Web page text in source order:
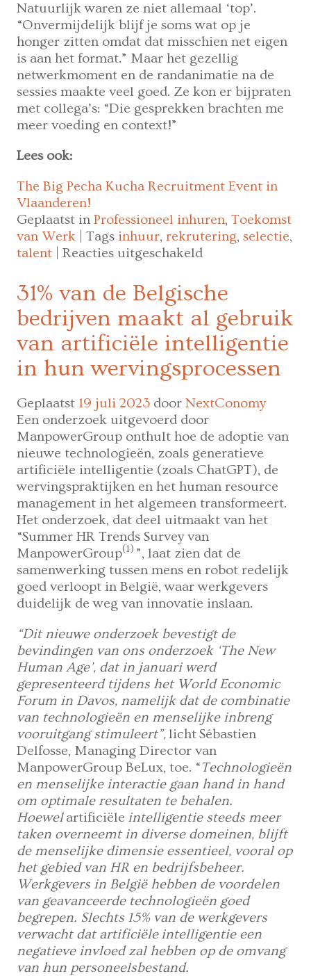
Natuurlijk waren ze niet allemaal ‘top’.
“Onvermijdelijk blijf je soms wat op je
honger zitten omdat dat misschien net eigen
is aan het format.” Maar het gezellig
netwerkmoment en de randanimatie na de
sessies maakte veel goed. Ze kon er bijpraten
met collega’s: “Die gesprekken brachten me
meer voeding en context!”
Lees ook:
The Big Pecha Kucha Recruitment Event in
Vlaanderen!
Geplaatst in Professioneel inhuren,Toekomst
van Werk
Tags inhuur,rekrutering,selectie,
talent
Reacties uitgeschakeld
‘Recruiters
United’
wil
ook
Vlaamse
rekrutering
31% van de Belgische
bedrijven maakt al gebruik
van artificiële intelligentie
in hun wervingsprocessen
Geplaatst 19 juli 2023 door NextConomy
Een onderzoek uitgevoerd door
ManpowerGroup onthult hoe de adoptie van
nieuwe technologieën, zoals generatieve
artificiële intelligentie (zoals ChatGPT), de
wervingspraktijken en het human resource
management in het algemeen transformeert.
Het onderzoek, dat deel uitmaakt van het
“Summer HR Trends Survey van
ManpowerGroup(1) ”, laat zien dat de
samenwerking tussen mens en robot redelijk
goed verloopt in België, waar werkgevers
duidelijk de weg van innovatie inslaan.
“Dit nieuwe onderzoek bevestigt de
bevindingen van ons onderzoek ‘The New
Human Age’, dat in januari werd
gepresenteerd tijdens het World Economic
Forum in Davos, namelijk dat de combinatie
van technologieën en menselijke inbreng
vooruitgang stimuleert”,licht Sébastien
Delfosse, Managing Director van
ManpowerGroup BeLux, toe. “Technologieën
en menselijke interactie gaan hand in hand
om optimale resultaten te behalen.
Hoewelartificiële intelligentie steeds meer
taken overneemt in diverse domeinen, blijft
de menselijke dimensie essentieel, vooral op
het gebied van HR en bedrijfsbeheer.
Werkgevers in België hebben de voordelen
van geavanceerde technologieën goed
begrepen. Slechts 15% van de werkgevers
verwacht dat artificiële intelligentie een
negatieve invloed zal hebben op de omvang
van hun personeelsbestand.